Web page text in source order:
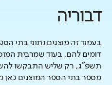
דבוריה
בעמוד זה מוצגים נתוני בתי
דומים להם. בעוד שמרבית
תשפ"ג, רק שליש התבקשו
מספר בתי הספר המוצגים